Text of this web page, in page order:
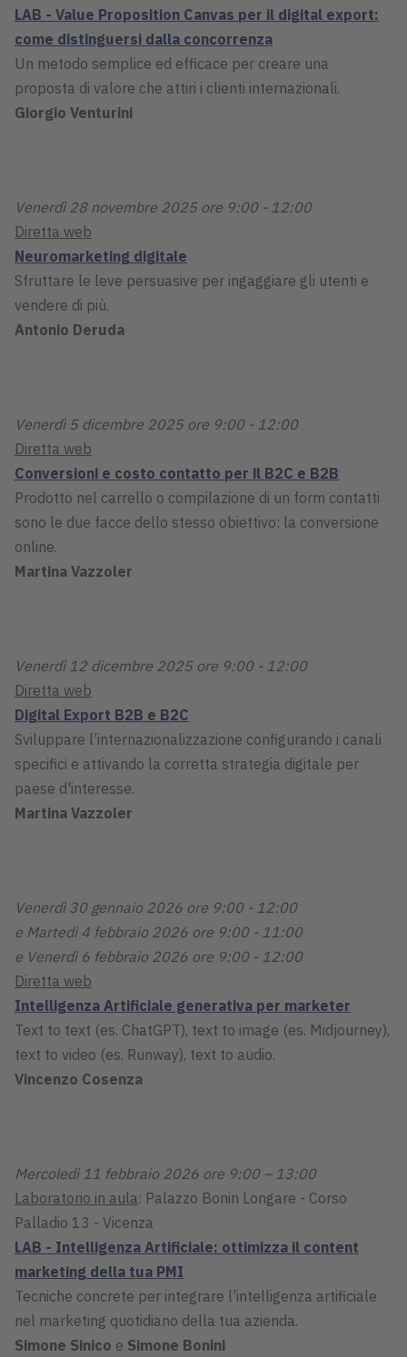
LAB - Value Proposition Canvas per il digital export:
come distinguersi dalla concorrenza
Un metodo semplice ed efficace per creare una
proposta di valore che attiri i clienti internazionali.
Giorgio Venturini
Venerdì 28 novembre 2025 ore 9:00 - 12:00
Diretta web
Neuromarketing digitale
Sfruttare le leve persuasive per ingaggiare gli utenti e
vendere di più.
Antonio Deruda
Venerdì 5 dicembre 2025 ore 9:00 - 12:00
Diretta web
Conversioni e costo contatto per il B2C e B2B
Prodotto nel carrello o compilazione di un form contatti
sono le due facce dello stesso obiettivo: la conversione
online.
Martina Vazzoler
Venerdì 12 dicembre 2025 ore 9:00 - 12:00
Diretta web
Digital Export B2B e B2C
Sviluppare l’internazionalizzazione configurando i canali
specifici e attivando la corretta strategia digitale per
paese d'interesse.
Martina Vazzoler
Venerdì 30 gennaio 2026 ore 9:00 - 12:00
e Martedì 4 febbraio 2026 ore 9:00 - 11:00
e Venerdì 6 febbraio 2026 ore 9:00 - 12:00
Diretta web
Intelligenza Artificiale generativa per marketer
Text to text (es. ChatGPT), text to image (es. Midjourney),
text to video (es. Runway), text to audio.
Vincenzo Cosenza
Mercoledì 11 febbraio 2026 ore 9:00 – 13:00
Laboratorio in aula : Palazzo Bonin Longare - Corso
Palladio 13 - Vicenza
LAB - Intelligenza Artificiale: ottimizza il content
marketing della tua PMI
Tecniche concrete per integrare l’intelligenza artificiale
nel marketing quotidiano della tua azienda.
Simone Sinico e Simone Bonini